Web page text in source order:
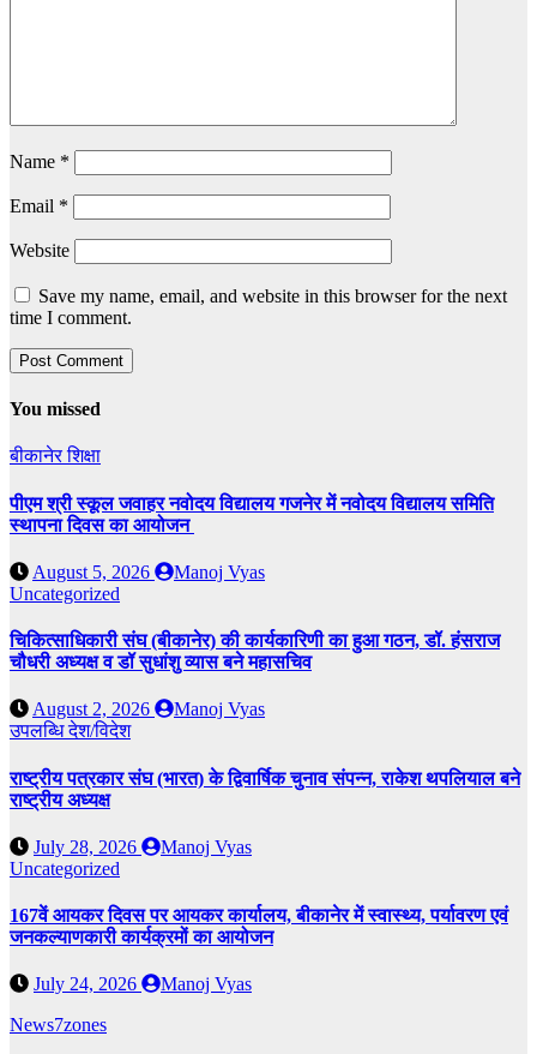
Name *
Email *
Website
Save my name, email, and website in this browser for the next
time I comment.
You missed
बीकानेरशिक्षा
पीएम श्री स्कूल जवाहर नवोदय विद्यालय गजनेर में नवोदय विद्यालय समिति
स्थापना दिवस का आयोजन
August 5, 2026
Manoj Vyas
Uncategorized
चिकित्साधिकारी संघ (बीकानेर) की कार्यकारिणी का हुआ गठन, डॉ. हंसराज
चौधरी अध्यक्ष व डॉ सुधांशु व्यास बने महासचिव
August 2, 2026
Manoj Vyas
उपलब्धिदेश/विदेश
राष्ट्रीय पत्रकार संघ (भारत) के द्विवार्षिक चुनाव संपन्न, राकेश थपलियाल बने
राष्ट्रीय अध्यक्ष
July 28, 2026
Manoj Vyas
Uncategorized
167वें आयकर दिवस पर आयकर कार्यालय, बीकानेर में स्वास्थ्य, पर्यावरण एवं
जनकल्याणकारी कार्यक्रमों का आयोजन
July 24, 2026
Manoj Vyas
News7zones